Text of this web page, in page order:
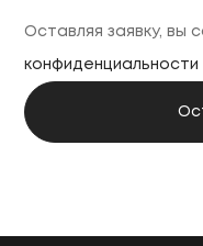
Оставляя заявку, вы
конфиденциальности